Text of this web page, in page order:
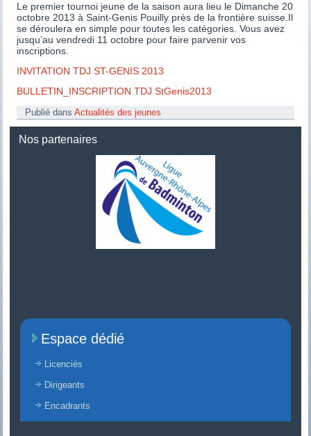
Le premier tournoi jeune de la saison aura lieu le Dimanche 20
octobre 2013 à Saint-Genis Pouilly près de la frontière suisse.Il
se déroulera en simple pour toutes les catégories. Vous avez
jusqu’au vendredi 11 octobre pour faire parvenir vos
inscriptions.
INVITATION TDJ ST-GENIS 2013
BULLETIN_INSCRIPTION TDJ StGenis2013
Publié dans Actualités des jeunes
Nos partenaires
Espace dédié
Licenciés
Dirigeants
Encadrants